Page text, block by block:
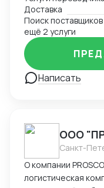
согласовал цены
компании. В
организацией
Америки. Знаком
ВЭД.
Доставка
Поиск
ещё 2 услуги
Написать
ООО
Санкт-
О компании PROSCO PROSCO — российская
логистическая